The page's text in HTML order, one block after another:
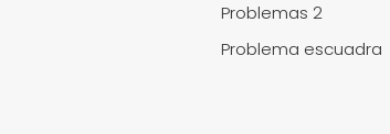
Problemas 2
Problema escuadra